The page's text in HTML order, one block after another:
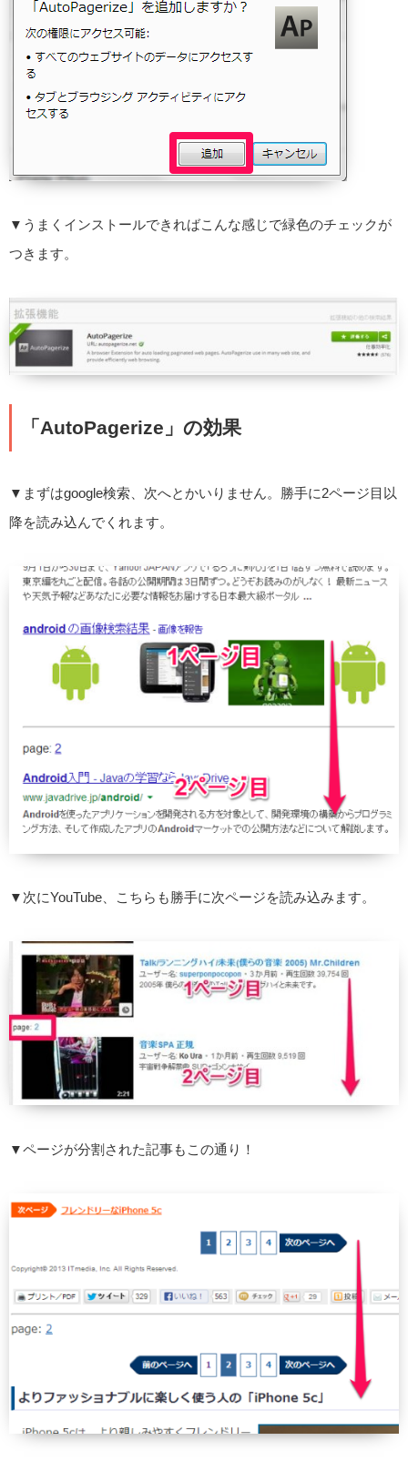
▼うまくインストールできればこんな感じで緑色のチェックが
つきます。
「AutoPagerize」の効果
▼まずはgoogle検索、次へとかいりません。勝手に2ページ目以
降を読み込んでくれます。
▼次にYouTube、こちらも勝手に次ページを読み込みます。
▼ページが分割された記事もこの通り！